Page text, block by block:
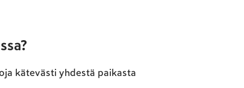
kätevästi yhdestä paikasta